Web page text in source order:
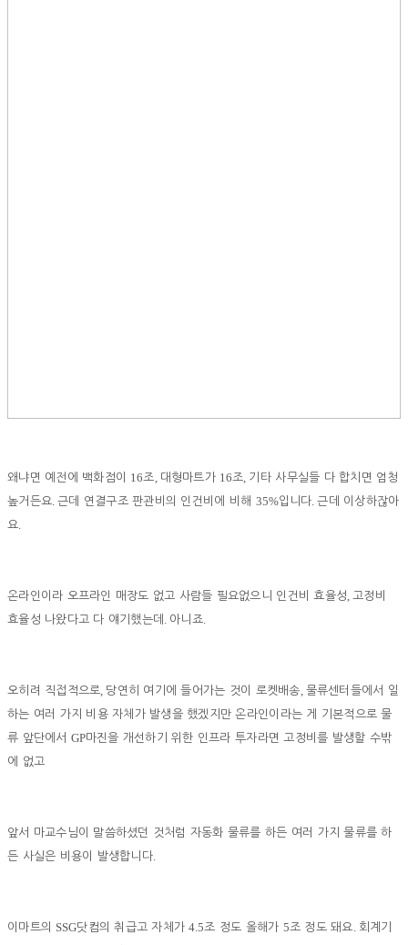
왜냐면 예전에 백화점이 16조, 대형마트가 16조, 기타 사무실들 다 합치면 엄청
높거든요.근데 연결구조 판관비의 인건비에 비해 35%입니다.근데 이상하잖아
요.
온라인이라 오프라인 매장도 없고 사람들 필요없으니 인건비 효율성,고정비
효율성 나왔다고 다 얘기했는데 . 아니죠.
오히려 직접적으로, 당연히 여기에 들어가는 것이 로켓배송, 물류센터들에서 일
하는 여러 가지 비용 자체가 발생을 했겠지만 온라인이라는 게 기본적으로 물
류 앞단에서 GP마진을 개선하기 위한 인프라 투자라면 고정비를 발생할 수밖
에 없고
앞서 마교수님이 말씀하셨던 것처럼 자동화 물류를 하든 여러 가지 물류를 하
든 사실은 비용이 발생합니다.
이마트의 SSG닷컴의 취급고 자체가4.5조 정도 올해가 5조 정도 돼요. 회계기